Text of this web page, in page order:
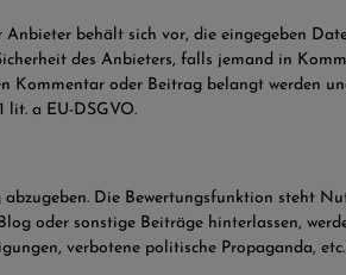
behält sich vor, die eingegeben
des Anbieters, falls jemand in
oder Beitrag belangt werden
lit. a EU-DSGVO.
Die Bewertungsfunktion steht
oder sonstige Beiträge hinterlassen,
verbotene politische Propaganda,